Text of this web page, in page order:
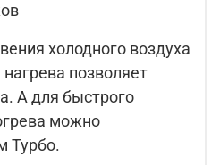
холодного воздуха
позволяет
А для быстрого
можно
Турбо.